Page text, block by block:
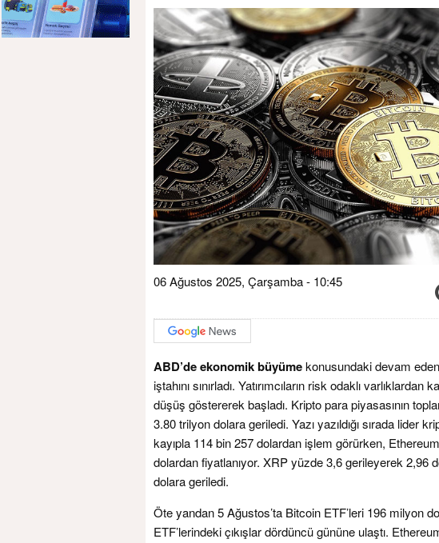
06 Ağustos 2025, Çarşamba - 10:45
ABD’de ekonomik büyümekonusundaki devam eden
iştahını sınırladı. Yatırımcıların risk odaklı
düşüş göstererek başladı. Kripto para piyasasının
3.80 trilyon dolara geriledi. Yazı yazıldığı sırada lider
kayıpla 114 bin 257 dolardan işlem görürken,
dolardan fiyatlanıyor. XRP yüzde 3,6 gerileyerek 2,96
dolara geriledi.
Öte yandan 5 Ağustos’ta Bitcoin ETF’leri 196 milyon
ETF’lerindeki çıkışlar dördüncü gününe ulaştı.